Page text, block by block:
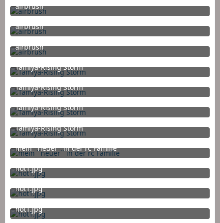
airbrush
21. Mai 2014 um 19:02
airbrush
21. Mai 2014 um 19:02
airbrush
21. Mai 2014 um 19:02
Tamiya-Rising Storm
9. Mai 2014 um 21:08
Tamiya-Rising Storm
9. Mai 2014 um 21:08
Tamiya-Rising Storm
9. Mai 2014 um 20:57
Tamiya-Rising Storm
9. Mai 2014 um 20:57
mein ``neuer`` in der rc Familie
23. April 2014 um 14:59
hot1.jpg
4. Oktober 2013 um 09:11
hot1.jpg
4. Oktober 2013 um 09:11
hot1.jpg
4. Oktober 2013 um 09:11